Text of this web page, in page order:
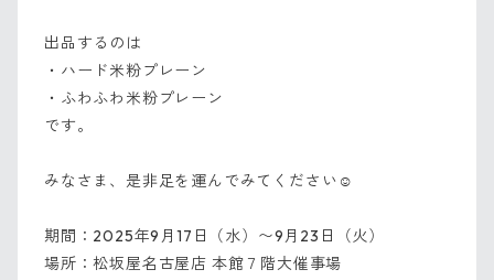
出品するのは
・ハード米粉プレーン
・ふわふわ米粉プレーン
です。
みなさま、是非足を運んでみてください☺️
期間：2025年9月17日（水）〜9月23日（火）
場所：松坂屋名古屋店 本館７階大催事場